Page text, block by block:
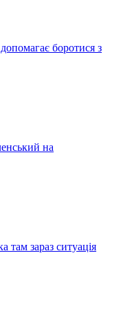
боротися з
на
там зараз ситуація